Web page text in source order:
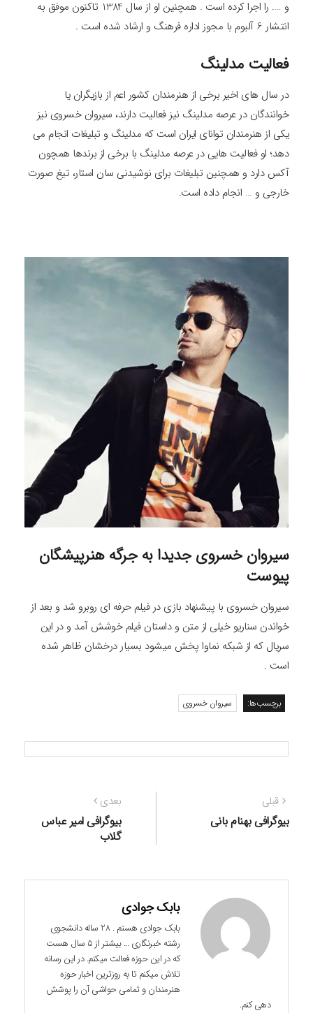
و …. را اجرا کرده است . همچنین او از سال 1384 تاکنون موفق به
انتشار 6 آلبوم با مجوز اداره فرهنگ و ارشاد شده است .
فعالیت مدلینگ
در سال های اخیر برخی از هنرمندان کشور اعم از بازیگران یا
خوانندگان در عرصه مدلینگ نیز فعالیت دارند، سیروان خسروی نیز
یکی از هنرمندان توانای ایران است که مدلینگ و تبلیغات انجام می
دهد؛ او فعالیت هایی در عرصه مدلینگ با برخی از برندها همچون
آکس دارد و همچنین تبلیغات برای نوشیدنی سان استار، تیغ صورت
خارجی و … انجام داده است.
سیروان خسروی جدیدا به جرگه هنرپیشگان
پیوست
سیروان خسروی با پیشنهاد بازی در فیلم حرفه ای روبرو شد و بعد از
خواندن سناریو خیلی از متن و داستان فیلم خوشش آمد و در این
سریال که از شبکه نماوا پخش میشود بسیار درخشان ظاهر شده
است .
برچسب‌ها: سیروان خسروی
راهبری
نوشته
قبلی
قبلی:
بیوگرافی بهنام بانی
بعدی
بعدی:
بیوگرافی امیر عباس
گلاب
بابک جوادی
بابک جوادی هستم . 28 ساله دانشجوی
رشته خبرنگاری ... بیشتر از 5 سال هست
که در این حوزه فعالت میکنم. در این رسانه
تلاش میکنم تا به روزترین اخبار حوزه
هنرمندان و تمامی حواشی آن را پوشش
دهی کنم.